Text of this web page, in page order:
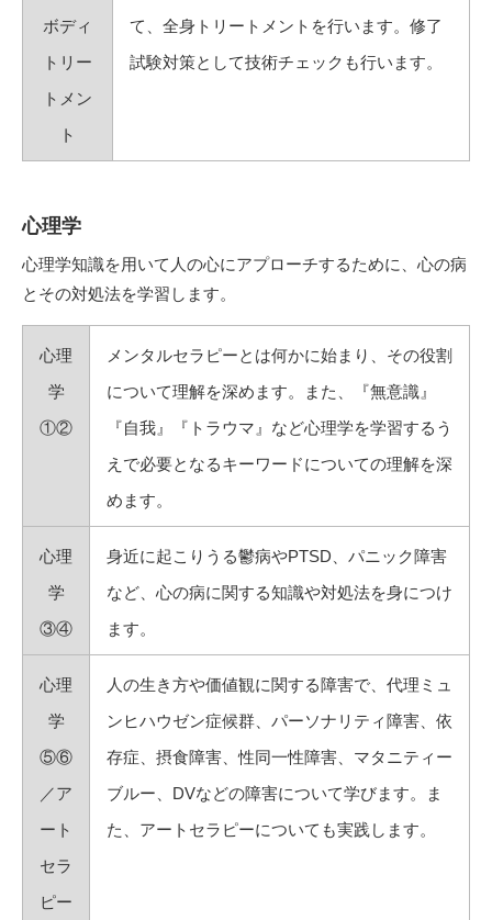
ボディ
トリー
トメン
ト
て、全身トリートメントを行います。修了
試験対策として技術チェックも行います。
心理学
心理学知識を用いて人の心にアプローチするために、心の病
とその対処法を学習します。
心理
学
①②
メンタルセラピーとは何かに始まり、その役割
について理解を深めます。また、『無意識』
『自我』『トラウマ』など心理学を学習するう
えで必要となるキーワードについての理解を深
めます。
心理
学
③④
身近に起こりうる鬱病やPTSD、パニック障害
など、心の病に関する知識や対処法を身につけ
ます。
心理
学
⑤⑥
／ア
ート
セラ
ピー
人の生き方や価値観に関する障害で、代理ミュ
ンヒハウゼン症候群、パーソナリティ障害、依
存症、摂食障害、性同一性障害、マタニティー
ブルー、DVなどの障害について学びます。ま
た、アートセラピーについても実践します。